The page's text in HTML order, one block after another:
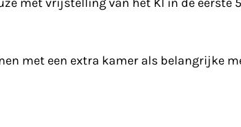
met vrijstelling van het KI in de eerste
met een extra kamer als belangrijke